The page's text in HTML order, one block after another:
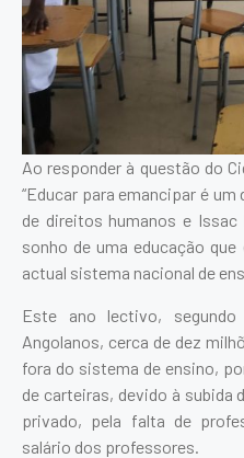
Ao responder à questão do
“Educar para emancipar é
de direitos humanos e
sonho de uma educação
actual sistema nacional de
Este ano lectivo,
Angolanos, cerca de dez
fora do sistema de ensino,
de carteiras, devido à subida
privado, pela falta de
salário dos professores.